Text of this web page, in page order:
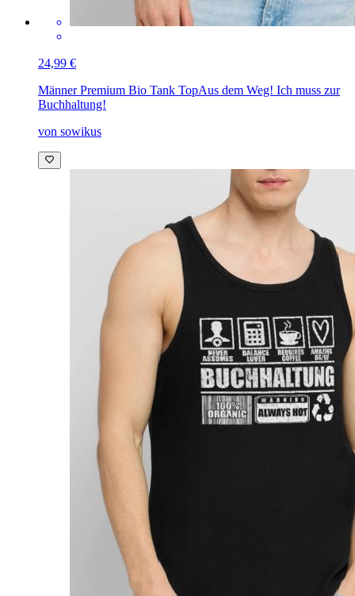
24,99 €
Männer Premium Bio Tank TopAus dem Weg! Ich muss zur
Buchhaltung!
von sowikus